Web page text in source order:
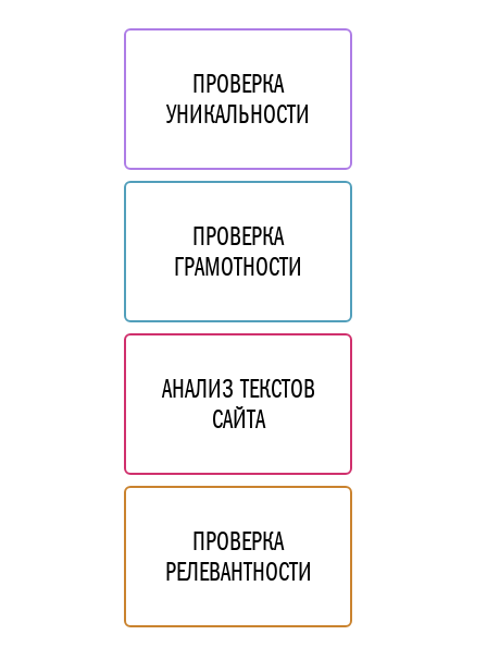
ПРОВЕРКА
УНИКАЛЬНОСТИ
ПРОВЕРКА
ГРАМОТНОСТИ
АНАЛИЗ ТЕКСТОВ
САЙТА
ПРОВЕРКА
РЕЛЕВАНТНОСТИ